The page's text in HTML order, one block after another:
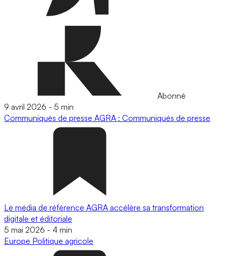
Abonné
9 avril 2026 - 5 min
Communiqués de presse AGRA : Communiqués de presse
Le média de référence AGRA accélère sa transformation
digitale et éditoriale
5 mai 2026 - 4 min
Europe Politique agricole